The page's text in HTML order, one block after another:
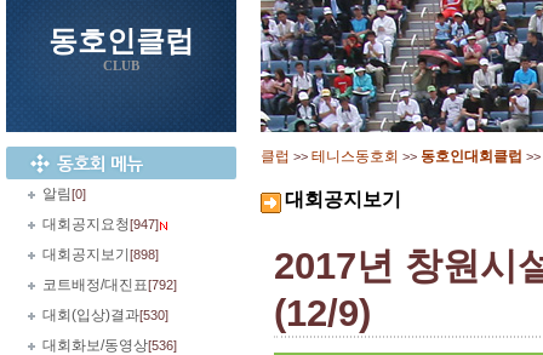
동호인클럽
CLUB
알림[0]
대회공지요청[947]
대회공지보기 [898]
코트배정/대진표[792]
대회(입상)결과[530]
대회화보/동영상[536]
클럽 >> 테니스동호회 >> 동호인대회클럽 >>
대회공지보기
2017년 창원시
(12/9)